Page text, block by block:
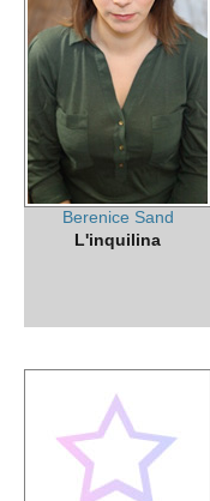
Berenice Sand
L'inquilina